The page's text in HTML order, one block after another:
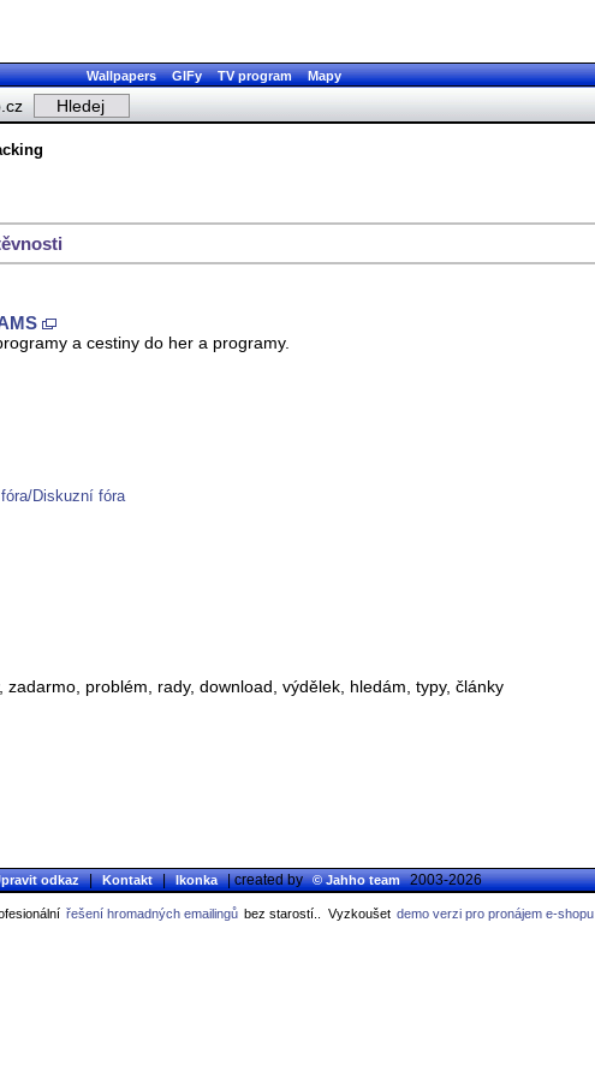
Wallpapers GIFy TV program Mapy
a cestiny do her a programy.
Diskuzní fóra
problém, rady, download, výdělek, hledám, typy, články
odkaz | Kontakt | Ikonka | created by © Jahho team 2003-2026
řešení hromadných emailingů bez starostí.. Vyzkoušet demo verzi pro pronájem e-shopu